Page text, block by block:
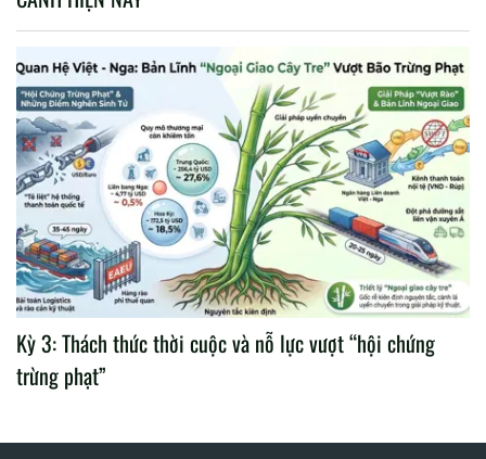
Kỳ 3: Thách thức thời cuộc và nỗ lực vượt “hội chứng
trừng phạt”